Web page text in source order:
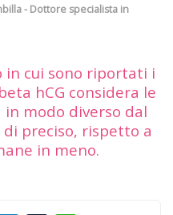
- Dottore specialista in
cui sono riportati i
hCG considera le
modo diverso dal
preciso, rispetto a
in meno.